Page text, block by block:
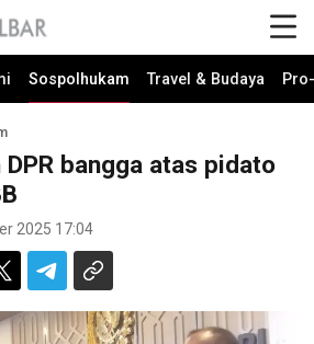
Sospolhukam Travel & Budaya
DPR bangga atas pidato
2025 17:04